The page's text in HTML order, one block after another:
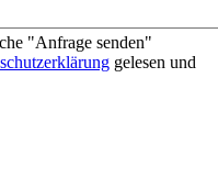
"Anfrage senden"
gelesen und